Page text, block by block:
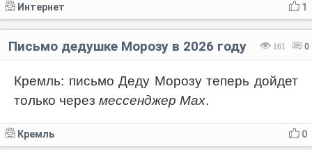
1
Интернет
161 0
Письмо дедушке Морозу в 2026 году
Кремль: письмо Деду Морозу теперь дойдет
только через мессенджер Max.
0
Кремль